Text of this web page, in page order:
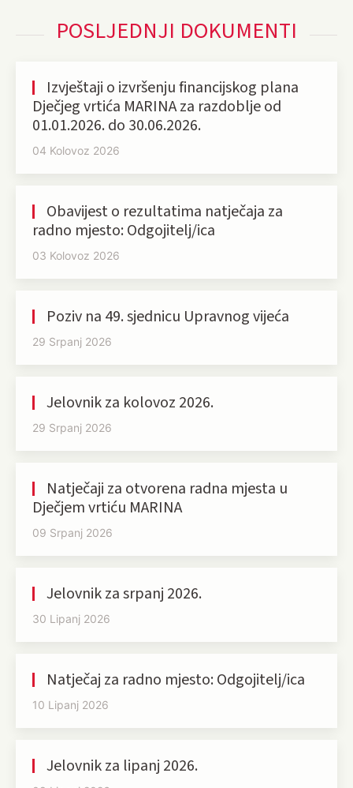
POSLJEDNJI DOKUMENTI
Izvještaji o izvršenju financijskog plana
Dječjeg vrtića MARINA za razdoblje od
01.01.2026. do 30.06.2026.
04 Kolovoz 2026
Obavijest o rezultatima natječaja za
radno mjesto: Odgojitelj/ica
03 Kolovoz 2026
Poziv na 49. sjednicu Upravnog vijeća
29 Srpanj 2026
Jelovnik za kolovoz 2026.
29 Srpanj 2026
Natječaji za otvorena radna mjesta u
Dječjem vrtiću MARINA
09 Srpanj 2026
Jelovnik za srpanj 2026.
30 Lipanj 2026
Natječaj za radno mjesto: Odgojitelj/ica
10 Lipanj 2026
Jelovnik za lipanj 2026.